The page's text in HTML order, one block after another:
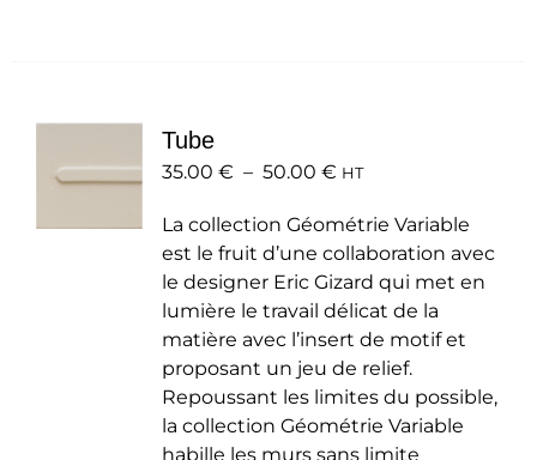
peuvent
choisies
sur
la
page
du
produit
Tube
35.00 € – 50.00 €Plage
prix :
35.00 €
à
50.00 €
HT
La collection Géométrie Variable
est le fruit d’une collaboration avec
le designer Eric Gizard qui met en
lumière le travail délicat de la
matière avec l’insert de motif et
proposant un jeu de relief.
Repoussant les limites du possible,
la collection Géométrie Variable
habille les murs sans limite